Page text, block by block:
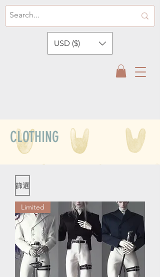
USD ($)
​CLOTHING
篩選
Limited